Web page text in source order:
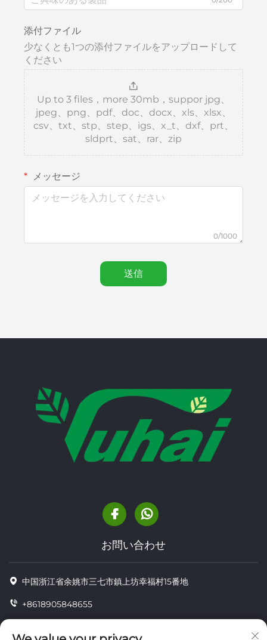
添付ファイル
少なくとも1つの添付ファイルをアップロードして
ください
Up to 3 files，more 30mb，suppor jpg、
jpeg、png、pdf、doc、docx、xls、xlsx、
csv、txt、stp、step、igs、x_t、dxf、prt、
sldprt、sat、rar、zip
メッセージ
0/1000
送信
お問い合わせ
中国浙江省余姚市三七市鎮上坊幸福村15番地
+8618905848655